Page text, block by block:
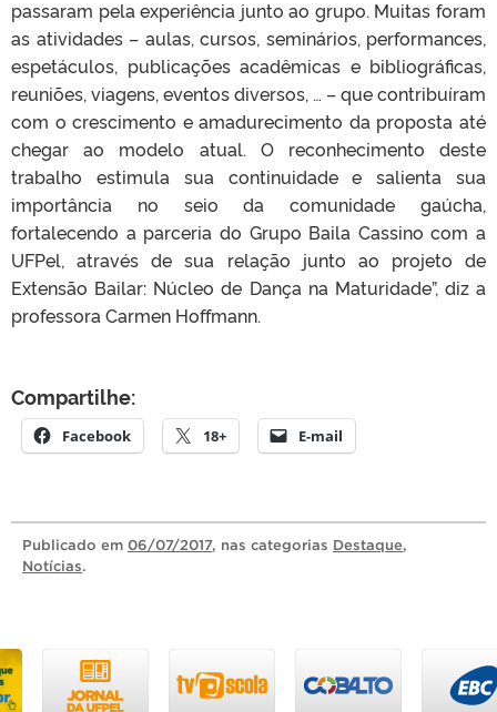
passaram pela experiência junto ao grupo. Muitas foram
as atividades – aulas, cursos, seminários, performances,
espetáculos, publicações acadêmicas e bibliográficas,
reuniões, viagens, eventos diversos, … – que contribuíram
com o crescimento e amadurecimento da proposta até
chegar ao modelo atual. O reconhecimento deste
trabalho estimula sua continuidade e salienta sua
importância no seio da comunidade gaúcha,
fortalecendo a parceria do Grupo Baila Cassino com a
UFPel, através de sua relação junto ao projeto de
Extensão Bailar: Núcleo de Dança na Maturidade”, diz a
professora Carmen Hoffmann.
Compartilhe:
Facebook 18+ E-mail
Publicado em 06/07/2017, nas categorias Destaque,
Notícias.